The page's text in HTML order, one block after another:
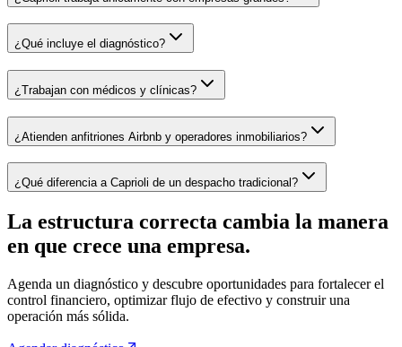
¿Qué incluye el diagnóstico?
¿Trabajan con médicos y clínicas?
¿Atienden anfitriones Airbnb y operadores inmobiliarios?
¿Qué diferencia a Caprioli de un despacho tradicional?
La estructura correcta cambia la manera
en que crece una empresa.
Agenda un diagnóstico y descubre oportunidades para fortalecer el
control financiero, optimizar flujo de efectivo y construir una
operación más sólida.